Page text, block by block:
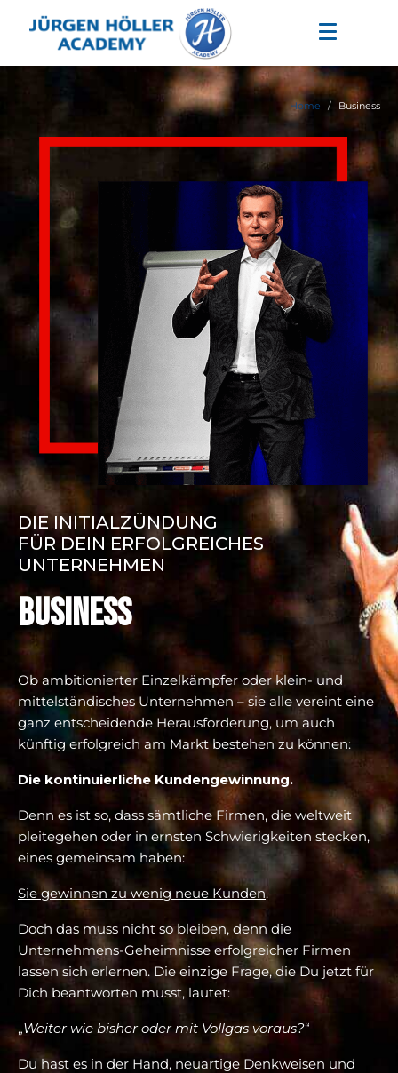
DIE INITIALZÜNDUNG
FÜR DEIN ERFOLGREICHES
UNTERNEHMEN
BUSINESS
Ob ambitionierter Einzelkämpfer oder klein- und
mittelständisches Unternehmen – sie alle vereint eine
ganz entscheidende Herausforderung, um auch
künftig erfolgreich am Markt bestehen zu können:
Die kontinuierliche Kundengewinnung.
Denn es ist so, dass sämtliche Firmen, die weltweit
pleitegehen oder in ernsten Schwierigkeiten stecken,
eines gemeinsam haben:
Sie gewinnen zu wenig neue Kunden.
Doch das muss nicht so bleiben, denn die
Unternehmens-Geheimnisse erfolgreicher Firmen
lassen sich erlernen. Die einzige Frage, die Du jetzt für
Dich beantworten musst, lautet:
„Weiter wie bisher oder mit Vollgas voraus?“
Du hast es in der Hand, neuartige Denkweisen und
Home Business